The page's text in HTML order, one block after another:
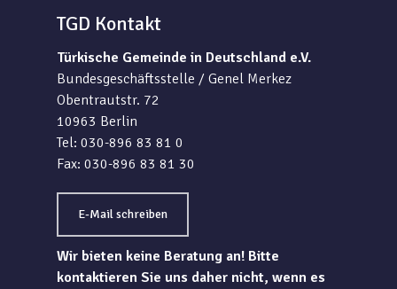
TGD Kontakt
Türkische Gemeinde in Deutschland e.V.
Bundesgeschäftsstelle / Genel Merkez
Obentrautstr. 72
10963 Berlin
Tel: 030-896 83 81 0
Fax: 030-896 83 81 30
E-Mail schreiben
Wir bieten keine Beratung an! Bitte
kontaktieren Sie uns daher nicht, wenn es